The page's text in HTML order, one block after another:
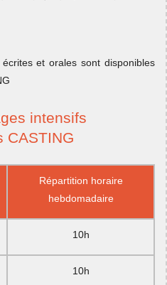
et orales sont disponibles
intensifs
CASTING
Répartition horaire
hebdomadaire
10h
10h